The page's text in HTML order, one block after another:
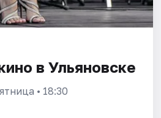
в Ульяновске
• 18:30